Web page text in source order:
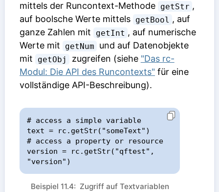
mittels der Runcontext-Methode getStr ,
auf boolsche Werte mittels getBool , auf
ganze Zahlen mit
getInt , auf numerische
Werte mit
getNum
und auf Datenobjekte
mit
getObj zugreifen (siehe "Das rc-
Modul: Die API des Runcontexts" für eine
vollständige API-Beschreibung).
# access a simple variable
text = rc.getStr("someText")
# access a property or resource
version = rc.getStr("qftest",
"version")
Beispiel 11.4: Zugriff auf Textvariablen